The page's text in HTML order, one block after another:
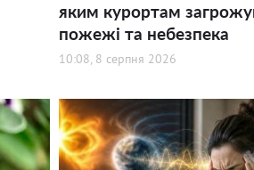
яким курортам
пожежі та небезпека
10:08, 8 серпня 2026